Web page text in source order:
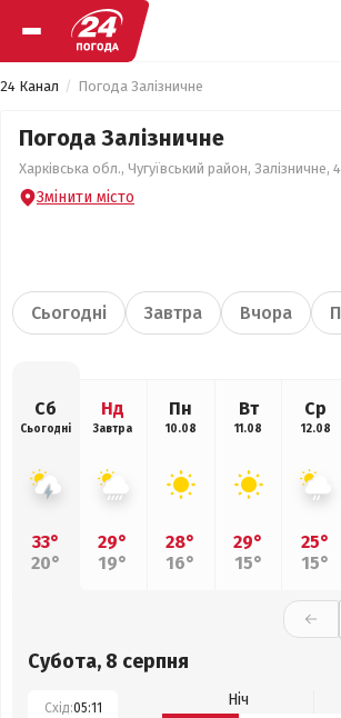
24 Канал Погода Залізничне
Погода Залізничне
Харківська обл., Чугуївський район, Залізничне,
Змінити місто
Сьогодні Завтра Вчора
Сб
Сьогодні
33°
20°
Нд
Завтра
29°
19°
Пн
10.08
28°
16°
Вт
11.08
29°
15°
Ср
12.08
25°
15°
Субота, 8 серпня
Схід:05:11 Ніч